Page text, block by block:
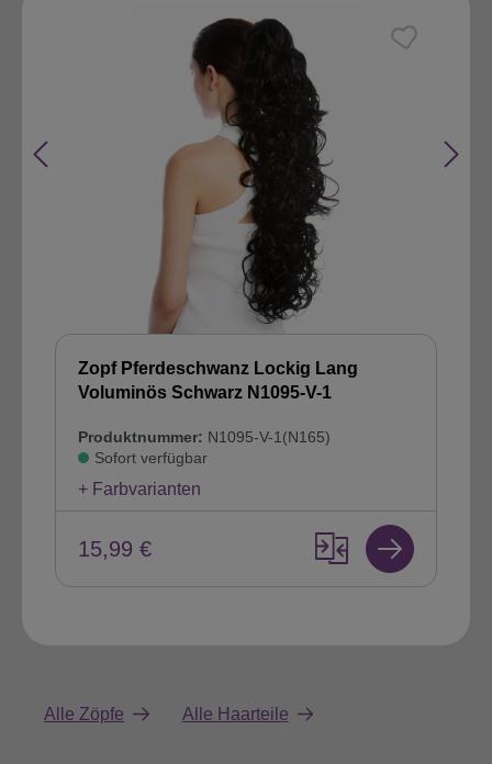
Produktgalerie überspringen
Zopf Pferdeschwanz Lockig Lang
Voluminös Schwarz N1095-V-1
Produktnummer: N1095-V-1(N165)
Sofort verfügbar
+ Farbvarianten
15,99 €
Alle Zöpfe Alle Haarteile